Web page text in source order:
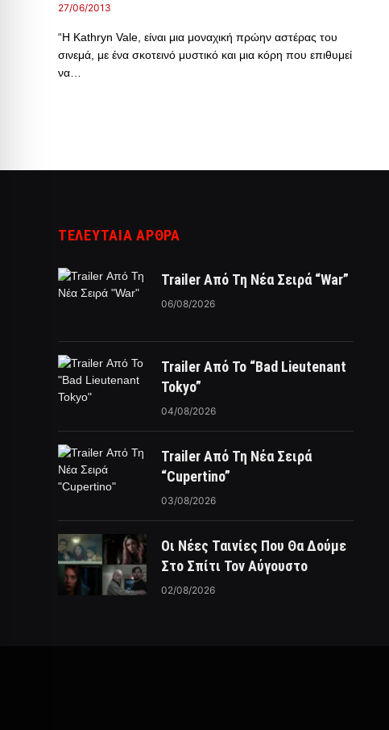
27/06/2013
“Η Kathryn Vale, είναι μια μοναχική πρώην αστέρας του
σινεμά, με ένα σκοτεινό μυστικό και μια κόρη που επιθυμεί
να…
ΤΕΛΕΥΤΑΙΑ ΑΡΘΡΑ
Trailer Από Τη Νέα Σειρά “War”
06/08/2026
Trailer Από Το “Bad Lieutenant
Tokyo”
04/08/2026
Trailer Από Τη Νέα Σειρά
“Cupertino”
03/08/2026
Οι Νέες Ταινίες Που Θα Δούμε
Στο Σπίτι Τον Αύγουστο
02/08/2026